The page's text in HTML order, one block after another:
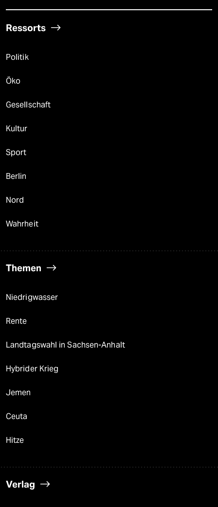
Ressorts
Politik
Öko
Gesellschaft
Kultur
Sport
Berlin
Nord
Wahrheit
Themen
Niedrigwasser
Rente
Landtagswahl in Sachsen-Anhalt
Hybrider Krieg
Jemen
Ceuta
Hitze
Verlag